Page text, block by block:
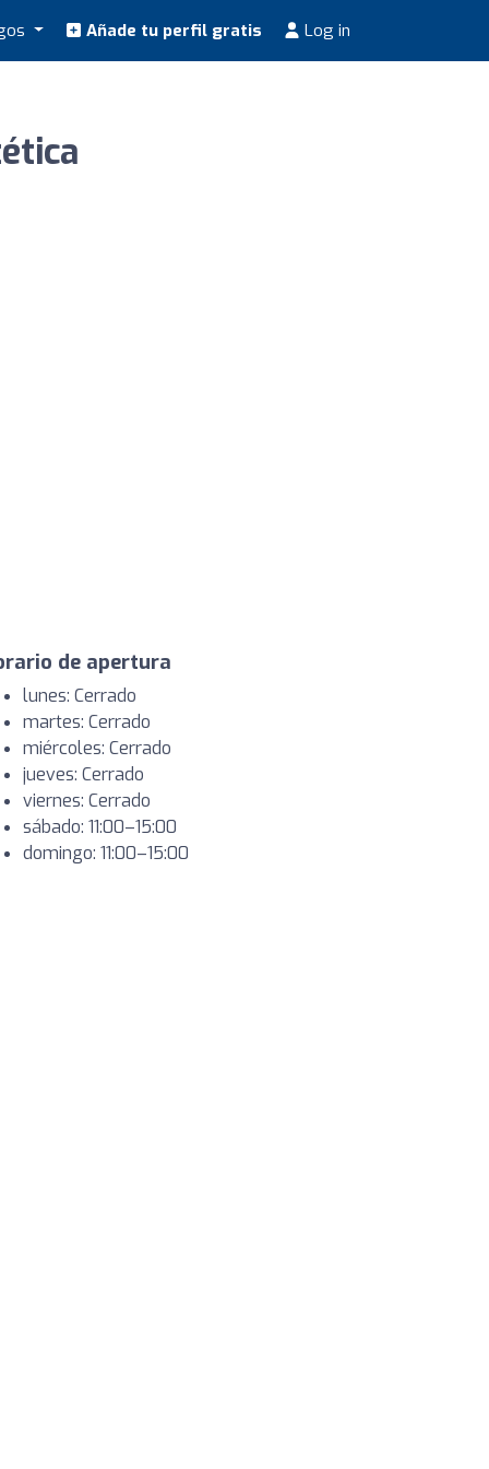
Añade tu perfil gratis Log in
de apertura
lunes: Cerrado
martes: Cerrado
miércoles: Cerrado
jueves: Cerrado
viernes: Cerrado
sábado: 11:00–15:00
domingo: 11:00–15:00